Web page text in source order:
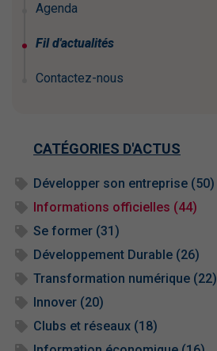
Agenda
Fil d'actualités
Contactez-nous
CATÉGORIES D'ACTUS
Développer son entreprise (50)
Informations officielles (44)
Se former (31)
Développement Durable (26)
Transformation numérique (22)
Innover (20)
Clubs et réseaux (18)